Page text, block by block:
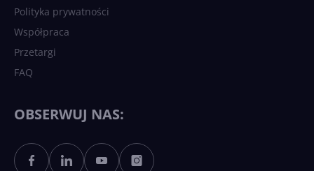
Polityka prywatności
Współpraca
Przetargi
FAQ
OBSERWUJ NAS: